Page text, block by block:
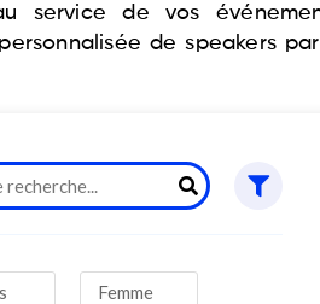
service de vos
de speakers